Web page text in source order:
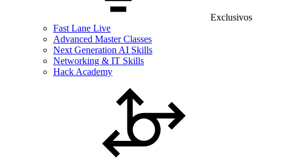
Exclusivos
Fast Lane Live
Advanced Master Classes
Next Generation AI Skills
Networking & IT Skills
Hack Academy